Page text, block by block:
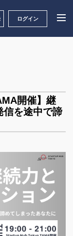
ログイン
開催】継
信を途中で諦